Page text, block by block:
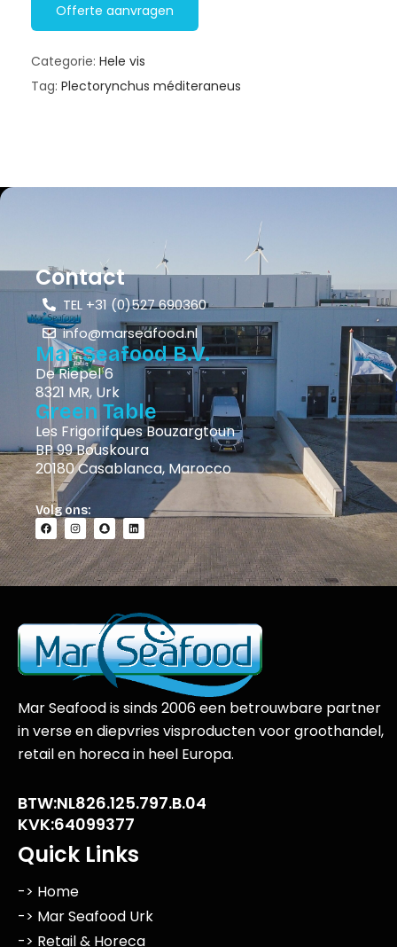
Offerte aanvragen
Categorie: Hele vis
Tag: Plectorynchus méditeraneus
Contact
TEL +31 (0)527 690360
info@marseafood.nl
Mar Seafood B.V.
De Riepel 6
8321 MR, Urk
Green Table
Les Frigorifques Bouzargtoun
BP 99 Bouskoura
20180 Casablanca, Marocco
Volg ons:
Mar Seafood is sinds 2006 een betrouwbare partner
in verse en diepvries visproducten voor groothandel,
retail en horeca in heel Europa.
BTW:NL826.125.797.B.04
KVK:64099377
Quick Links
-> Home
-> Mar Seafood Urk
-> Retail & Horeca